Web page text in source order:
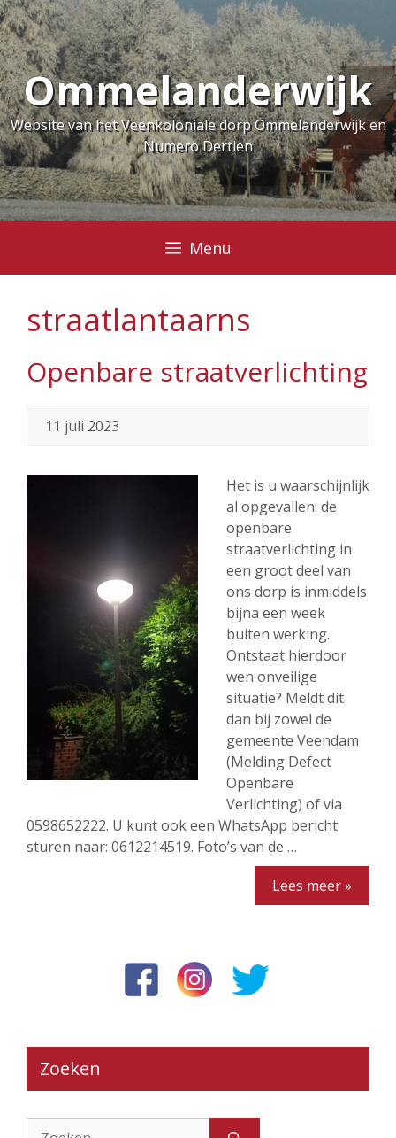
Ga
naar
de
inhoudOmmelanderwijk
Website van het Veenkoloniale dorp Ommelanderwijk en
Numero Dertien
Menu
straatlantaarns
Openbare straatverlichting
11 juli 2023
Het is u waarschijnlijk
al opgevallen: de
openbare
straatverlichting in
een groot deel van
ons dorp is inmiddels
bijna een week
buiten werking.
Ontstaat hierdoor
wen onveilige
situatie? Meldt dit
dan bij zowel de
gemeente Veendam
(Melding Defect
Openbare
Verlichting) of via
0598652222. U kunt ook een WhatsApp bericht
sturen naar: 0612214519. Foto’s van de …
Lees meer »
Zoeken